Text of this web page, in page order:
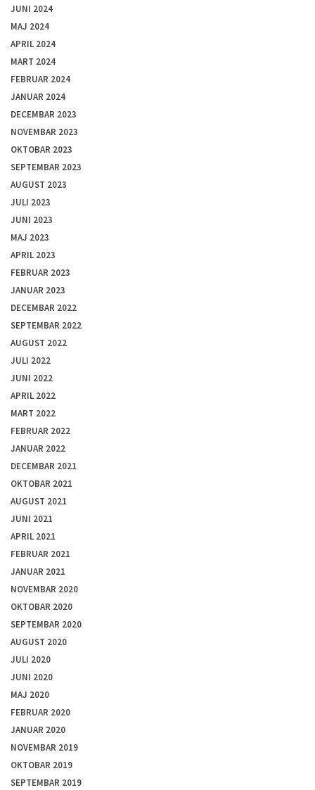
JUNI 2024
MAJ 2024
APRIL 2024
MART 2024
FEBRUAR 2024
JANUAR 2024
DECEMBAR 2023
NOVEMBAR 2023
OKTOBAR 2023
SEPTEMBAR 2023
AUGUST 2023
JULI 2023
JUNI 2023
MAJ 2023
APRIL 2023
FEBRUAR 2023
JANUAR 2023
DECEMBAR 2022
SEPTEMBAR 2022
AUGUST 2022
JULI 2022
JUNI 2022
APRIL 2022
MART 2022
FEBRUAR 2022
JANUAR 2022
DECEMBAR 2021
OKTOBAR 2021
AUGUST 2021
JUNI 2021
APRIL 2021
FEBRUAR 2021
JANUAR 2021
NOVEMBAR 2020
OKTOBAR 2020
SEPTEMBAR 2020
AUGUST 2020
JULI 2020
JUNI 2020
MAJ 2020
FEBRUAR 2020
JANUAR 2020
NOVEMBAR 2019
OKTOBAR 2019
SEPTEMBAR 2019